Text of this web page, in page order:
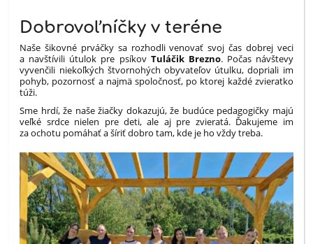
Dobrovoľníčky v teréne
Naše šikovné prváčky sa rozhodli venovať svoj čas dobrej veci
a navštívili útulok pre psíkov Tuláčik Brezno. Počas návštevy
vyvenčili niekoľkých štvornohých obyvateľov útulku, dopriali im
pohyb, pozornosť a najmä spoločnosť, po ktorej každé zvieratko
túži.
Sme hrdí, že naše žiačky dokazujú, že budúce pedagogičky majú
veľké srdce nielen pre deti, ale aj pre zvieratá. Ďakujeme im
za ochotu pomáhať a šíriť dobro tam, kde je ho vždy treba.